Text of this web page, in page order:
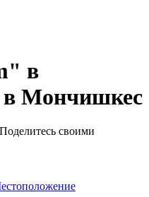
в
Мончишкес
своими